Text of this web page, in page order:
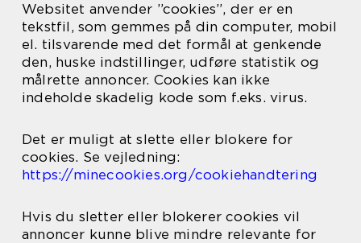
Websitet anvender ”cookies”, der er en
tekstfil, som gemmes på din computer, mobil
el. tilsvarende med det formål at genkende
den, huske indstillinger, udføre statistik og
målrette annoncer. Cookies kan ikke
indeholde skadelig kode som f.eks. virus.
Det er muligt at slette eller blokere for
cookies. Se vejledning:
https://minecookies.org/cookiehandtering
Hvis du sletter eller blokerer cookies vil
annoncer kunne blive mindre relevante for